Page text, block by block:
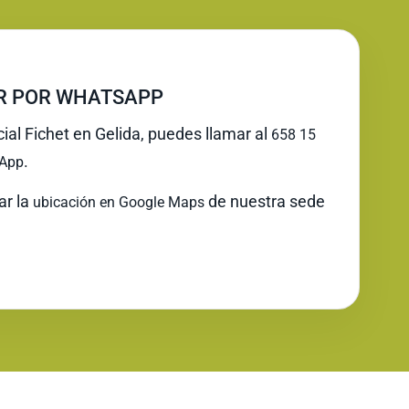
POR WHATSAPP
Fichet en Gelida, puedes llamar al 658 15
.
la ubicación en Google Maps de nuestra sede